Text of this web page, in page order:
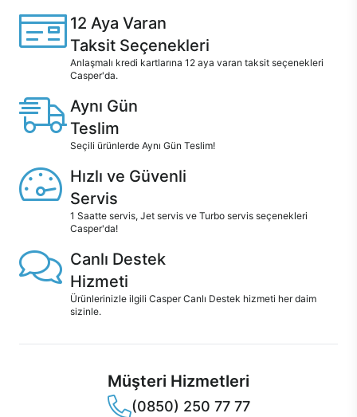
12 Aya Varan
Taksit Seçenekleri
Anlaşmalı kredi kartlarına 12 aya varan taksit seçenekleri
Casper'da.
Aynı Gün
Teslim
Seçili ürünlerde Aynı Gün Teslim!
Hızlı ve Güvenli
Servis
1 Saatte servis, Jet servis ve Turbo servis seçenekleri
Casper'da!
Canlı Destek
Hizmeti
Ürünlerinizle ilgili Casper Canlı Destek hizmeti her daim
sizinle.
Müşteri Hizmetleri
(0850) 250 77 77